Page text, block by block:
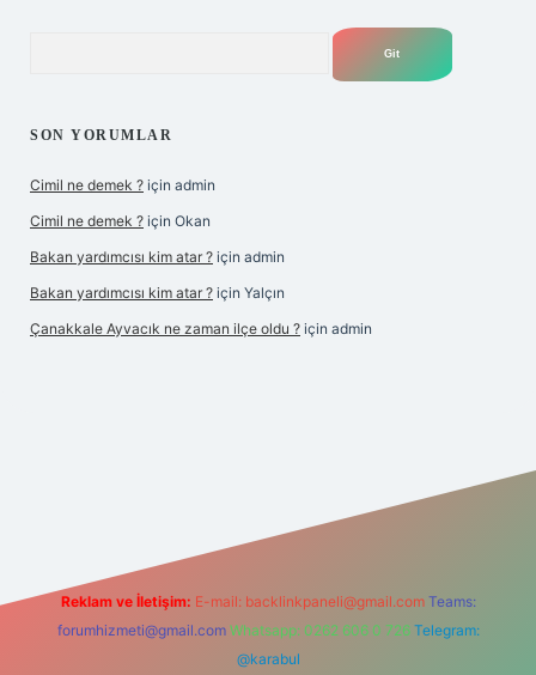
SON YORUMLAR
Cimil ne demek ? için admin
Cimil ne demek ? için Okan
Bakan yardımcısı kim atar ? için admin
Bakan yardımcısı kim atar ? için Yalçın
Çanakkale Ayvacık ne zaman ilçe oldu ? için admin
Reklam ve İletişim: E-mail: backlinkpaneli@gmail.com Teams:
forumhizmeti@gmail.com Whatsapp: 0262 606 0 726 Telegram:
@karabul